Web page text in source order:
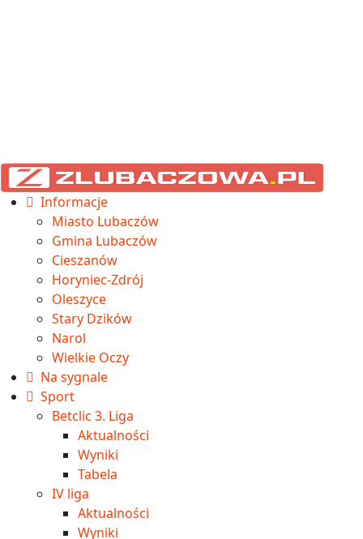
Informacje
Miasto Lubaczów
Gmina Lubaczów
Cieszanów
Horyniec-Zdrój
Oleszyce
Stary Dzików
Narol
Wielkie Oczy
Na sygnale
Sport
Betclic 3. Liga
Aktualności
Wyniki
Tabela
IV liga
Aktualności
Wyniki